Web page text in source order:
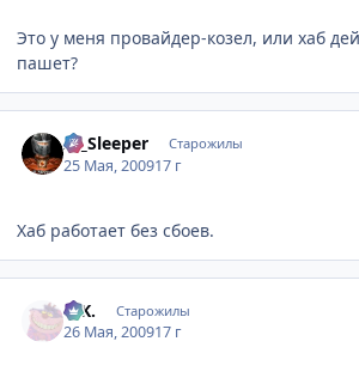
Это у меня провайдер-козел, или хаб
пашет?
Al_Sleeper Старожилы
25 Мая, 200917 г
Хаб работает без сбоев.
G.K. Старожилы
26 Мая, 200917 г